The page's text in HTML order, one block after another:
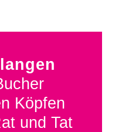
Köpfen
und Tat